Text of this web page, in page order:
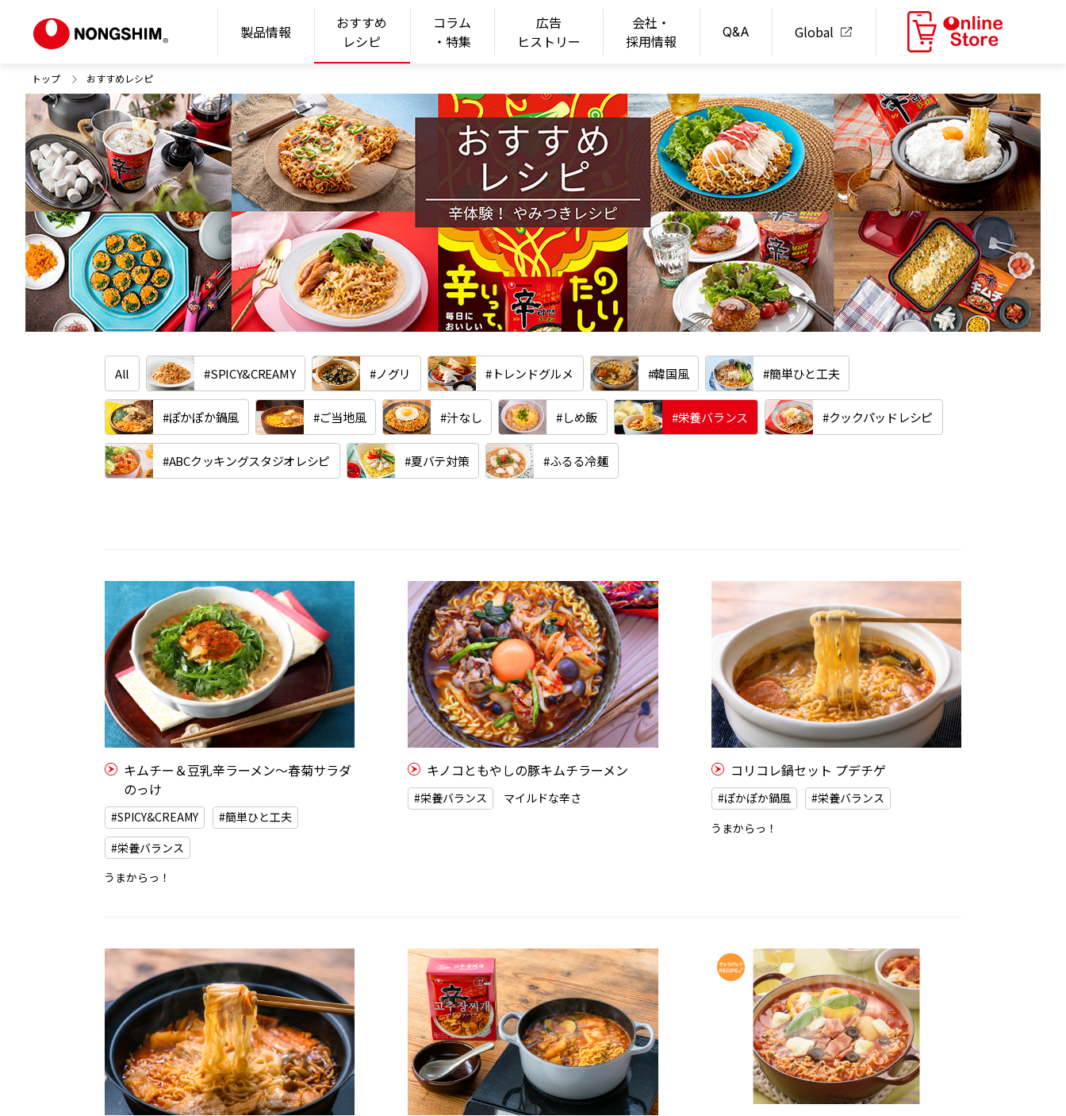
NONGSHIM
製品情報
おすすめ
レシピ
コラム
・特集
広告
ヒストリー
会社・
採用情報
Q&A Global
トップ おすすめレシピ
All #SPICY&CREAMY #ノグリ #トレンドグルメ #韓国風 #簡単ひと工夫
#ぽかぽか鍋風 #ご当地風 #汁なし #しめ飯 #栄養バランス #クックパッドレシピ
#ABCクッキングスタジオレシピ #夏バテ対策 #ふるる冷麺
キムチー＆豆乳辛ラーメン〜春菊サラダ
のっけ
#SPICY&CREAMY
#簡単ひと工夫
#栄養バランス
うまからっ！
キノコともやしの豚キムチラーメン
#栄養バランス マイルドな辛さ
コリコレ鍋セット プデチゲ
#ぽかぽか鍋風
#栄養バランス
うまからっ！